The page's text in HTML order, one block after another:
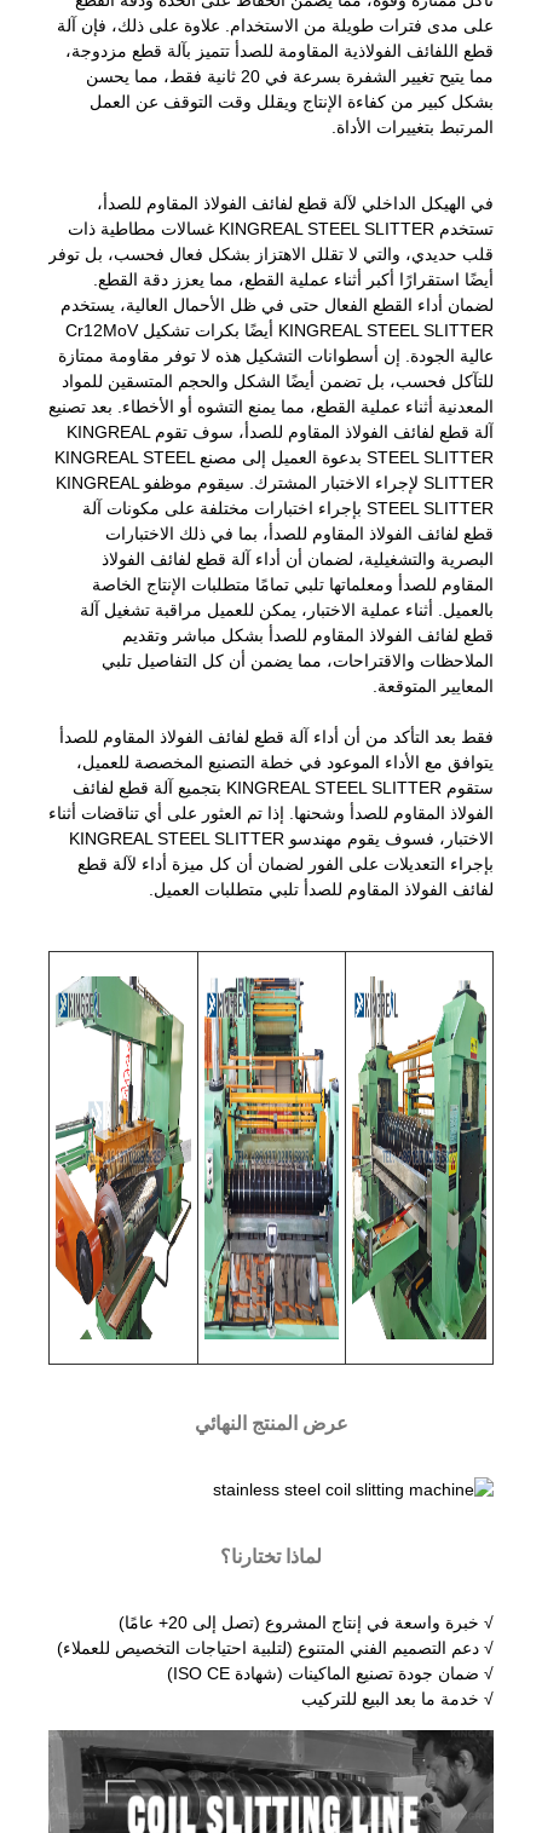
على مدى فترات طويلة من الاستخدام. علاوة على ذلك، فإن آلة
قطع اللفائف الفولاذية المقاومة للصدأ تتميز بآلة قطع مزدوجة،
مما يتيح تغيير الشفرة بسرعة في 20 ثانية فقط، مما يحسن
بشكل كبير من كفاءة الإنتاج ويقلل وقت التوقف عن العمل
المرتبط بتغييرات الأداة.
في الهيكل الداخلي لآلة قطع لفائف الفولاذ المقاوم للصدأ،
تستخدم KINGREAL STEEL SLITTER غسالات مطاطية ذات
قلب حديدي، والتي لا تقلل الاهتزاز بشكل فعال فحسب، بل توفر
أيضًا استقرارًا أكبر أثناء عملية القطع، مما يعزز دقة القطع.
لضمان أداء القطع الفعال حتى في ظل الأحمال العالية، يستخدم
KINGREAL STEEL SLITTER أيضًا بكرات تشكيل Cr12MoV
عالية الجودة. إن أسطوانات التشكيل هذه لا توفر مقاومة ممتازة
للتآكل فحسب، بل تضمن أيضًا الشكل والحجم المتسقين للمواد
المعدنية أثناء عملية القطع، مما يمنع التشوه أو الأخطاء. بعد تصنيع
آلة قطع لفائف الفولاذ المقاوم للصدأ، سوف تقوم KINGREAL
STEEL SLITTER بدعوة العميل إلى مصنع KINGREAL STEEL
SLITTER لإجراء الاختبار المشترك. سيقوم موظفو KINGREAL
STEEL SLITTER بإجراء اختبارات مختلفة على مكونات آلة
قطع لفائف الفولاذ المقاوم للصدأ، بما في ذلك الاختبارات
البصرية والتشغيلية، لضمان أن أداء آلة قطع لفائف الفولاذ
المقاوم للصدأ ومعلماتها تلبي تمامًا متطلبات الإنتاج الخاصة
بالعميل. أثناء عملية الاختبار، يمكن للعميل مراقبة تشغيل آلة
قطع لفائف الفولاذ المقاوم للصدأ بشكل مباشر وتقديم
الملاحظات والاقتراحات، مما يضمن أن كل التفاصيل تلبي
المعايير المتوقعة.
فقط بعد التأكد من أن أداء آلة قطع لفائف الفولاذ المقاوم للصدأ
يتوافق مع الأداء الموعود في خطة التصنيع المخصصة للعميل،
ستقوم KINGREAL STEEL SLITTER بتجميع آلة قطع لفائف
الفولاذ المقاوم للصدأ وشحنها. إذا تم العثور على أي تناقضات أثناء
الاختبار، فسوف يقوم مهندسو KINGREAL STEEL SLITTER
بإجراء التعديلات على الفور لضمان أن كل ميزة أداء لآلة قطع
لفائف الفولاذ المقاوم للصدأ تلبي متطلبات العميل.
عرض المنتج النهائي
لماذا تختارنا؟
√ خبرة واسعة في إنتاج المشروع (تصل إلى 20+ عامًا)
√ دعم التصميم الفني المتنوع (لتلبية احتياجات التخصيص للعملاء)
√ ضمان جودة تصنيع الماكينات (شهادة ISO CE)
√ خدمة ما بعد البيع للتركيب